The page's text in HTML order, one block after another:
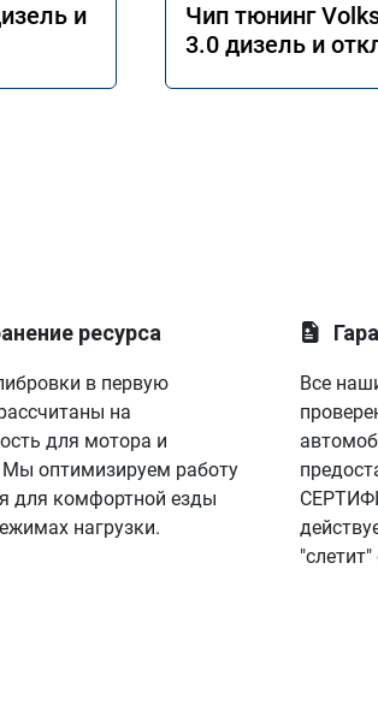
и
Чип тюнинг
3.0 дизель и
ресурса
в первую
на
для мотора и
Мы оптимизируем работу
для комфортной езды
нагрузки.
Все